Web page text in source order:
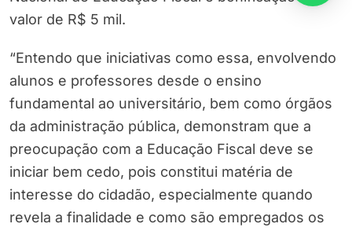
valor de R$ 5 mil.
“Entendo que iniciativas como essa, envolvendo
alunos e professores desde o ensino
fundamental ao universitário, bem como órgãos
da administração pública, demonstram que a
preocupação com a Educação Fiscal deve se
iniciar bem cedo, pois constitui matéria de
interesse do cidadão, especialmente quando
revela a finalidade e como são empregados os